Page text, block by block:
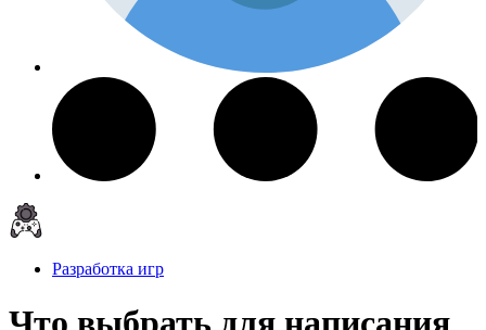
Разработка игр
Что выбрать для написания